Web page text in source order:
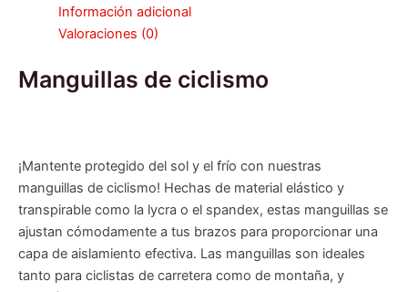
Información adicional
Valoraciones (0)
Manguillas de ciclismo
¡Mantente protegido del sol y el frío con nuestras
manguillas de ciclismo! Hechas de material elástico y
transpirable como la lycra o el spandex, estas manguillas se
ajustan cómodamente a tus brazos para proporcionar una
capa de aislamiento efectiva. Las manguillas son ideales
tanto para ciclistas de carretera como de montaña, y